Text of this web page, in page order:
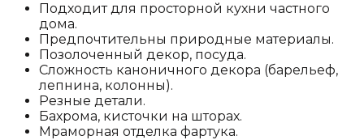
Подходит для просторной кухни частного
дома.
Предпочтительны природные материалы.
Позолоченный декор, посуда.
Сложность каноничного декора (барельеф,
лепнина, колонны).
Резные детали.
Бахрома, кисточки на шторах.
Мраморная отделка фартука.